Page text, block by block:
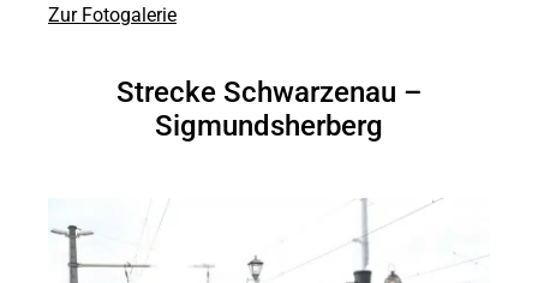
Zur Fotogalerie
Strecke Schwarzenau –
Sigmundsherberg